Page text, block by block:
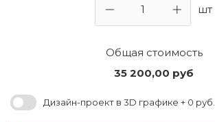
шт
Общая стоимость
35 200,00 руб
Дизайн-проект в 3D графике + 0 руб.